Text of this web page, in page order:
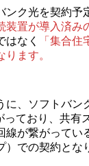
ンク光を契約予
装置が導入済み
はなく
「集合住
ます。
に、ソフトバン
っており、共有
線が繋がってい
）での契約とな